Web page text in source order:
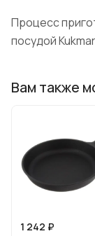
Процесс
посудой
Вам также
1 242 ₽